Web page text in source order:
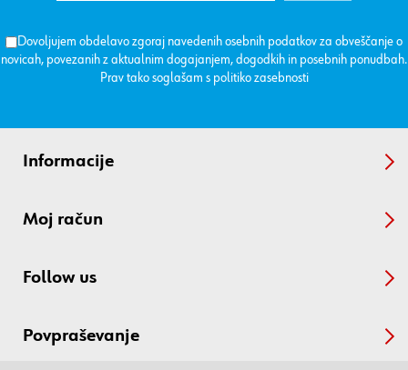
Dovoljujem obdelavo zgoraj navedenih osebnih podatkov za obveščanje o
novicah, povezanih z aktualnim dogajanjem, dogodkih in posebnih ponudbah.
Prav tako soglašam s politiko zasebnosti
Informacije
Moj račun
Follow us
Povpraševanje